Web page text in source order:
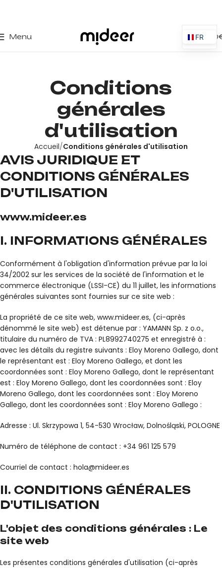
Menu 0,00
Conditions
générales
d'utilisation
Accueil Conditions générales d'utilisation
AVIS JURIDIQUE ET
CONDITIONS GÉNÉRALES
D'UTILISATION
www.mideer.es
I. INFORMATIONS GÉNÉRALES
Conformément à l'obligation d'information prévue par la loi
34/2002 sur les services de la société de l'information et le
commerce électronique (LSSI-CE) du 11 juillet, les informations
générales suivantes sont fournies sur ce site web :
La propriété de ce site web, www.mideer.es, (ci-après
dénommé le site web) est détenue par : YAMANN Sp. z o.o.,
titulaire du numéro de TVA : PL8992740275 et enregistré à :
avec les détails du registre suivants : Eloy Moreno Gallego, dont
le représentant est : Eloy Moreno Gallego, et dont les
coordonnées sont : Eloy Moreno Gallego, dont le représentant
est : Eloy Moreno Gallego, dont les coordonnées sont : Eloy
Moreno Gallego, dont les coordonnées sont : Eloy Moreno
Gallego, dont les coordonnées sont : Eloy Moreno Gallego :
Adresse : Ul. Skrzypowa 1, 54-530 Wrocław, Dolnośląski, POLOGNE
Numéro de téléphone de contact : +34 961 125 579
Courriel de contact : hola@mideer.es
II. CONDITIONS GÉNÉRALES
D'UTILISATION
L'objet des conditions générales : Le
site web
Les présentes conditions générales d'utilisation (ci-après
FR
ES